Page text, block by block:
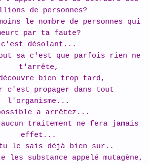
de personnes?
le nombre de personnes qui
par ta faute?
c'est désolant...
sa c'est que parfois rien ne
t'arrête,
bien trop tard,
c'est propager dans tout
l'organisme...
a arrêtez...
aucun traitement ne fera jamais
effet...
le sais déjà bien sur..
les substance appelé mutagène,